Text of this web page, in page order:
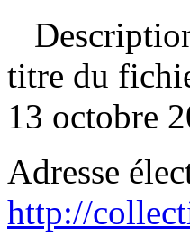
titre du
13 octobre
Adresse
http://